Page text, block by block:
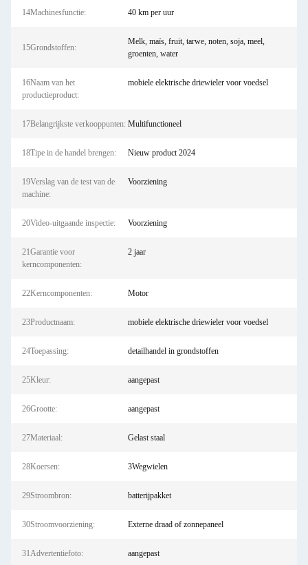
14Machinesfunctie: 40 km per uur
15Grondstoffen:
Melk, maïs, fruit, tarwe, noten, soja, meel,
groenten, water
16Naam van het
productieproduct:
mobiele elektrische driewieler voor voedsel
17Belangrijkste verkooppunten: Multifunctioneel
18Tipe in de handel brengen: Nieuw product 2024
19Verslag van de test van de
machine:
Voorziening
20Video-uitgaande inspectie: Voorziening
21Garantie voor
kerncomponenten:
2 jaar
22Kerncomponenten: Motor
23Productnaam: mobiele elektrische driewieler voor voedsel
24Toepassing: detailhandel in grondstoffen
25Kleur: aangepast
26Grootte: aangepast
27Materiaal: Gelast staal
28Koersen: 3Wegwielen
29Stroombron: batterijpakket
30Stroomvoorziening: Externe draad of zonnepaneel
31Advertentiefoto: aangepast